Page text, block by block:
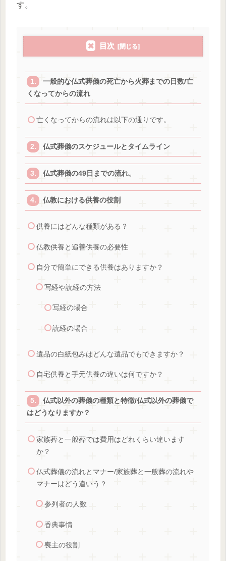
す。
目次
一般的な仏式葬儀の死亡から火葬までの日数/亡
くなってからの流れ
亡くなってからの流れは以下の通りです。
仏式葬儀のスケジュールとタイムライン
仏式葬儀の49日までの流れ。
仏教における供養の役割
供養にはどんな種類がある？
仏教供養と追善供養の必要性
自分で簡単にできる供養はありますか？
写経や読経の方法
写経の場合
読経の場合
遺品の白紙包みはどんな遺品でもできますか？
自宅供養と手元供養の違いは何ですか？
仏式以外の葬儀の種類と特徴/仏式以外の葬儀で
はどうなりますか？
家族葬と一般葬では費用はどれくらい違います
か？
仏式葬儀の流れとマナー/家族葬と一般葬の流れや
マナーはどう違いう？
参列者の人数
香典事情
喪主の役割